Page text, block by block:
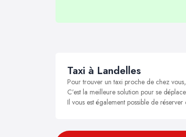
Taxi à Landelles
Pour trouver un taxi proche de chez
C’est la meilleure solution pour se
Il vous est également possible de